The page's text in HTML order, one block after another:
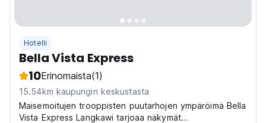
Hotelli
Bella Vista Express
10Erinomaista(1)
15.54km kaupungin keskustasta
Maisemoitujen trooppisten puutarhojen ympäröimä Bella
Vista Express Langkawi tarjoaa näkymät